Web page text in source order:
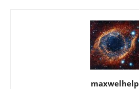
maxwelhelp